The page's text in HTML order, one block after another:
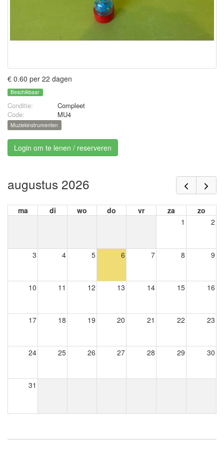
€ 0.60 per 22 dagen
Beschikbaar
Conditie:
Compleet
Code:
MU4
Muziekinstrumenten
Login om te lenen / reserveren
augustus 2026
ma di wo do vr za
zo
1
2
3 4 5 6 7 8 9
10 11 12 13 14 15 16
17 18 19 20 21 22 23
24 25 26 27 28 29 30
31